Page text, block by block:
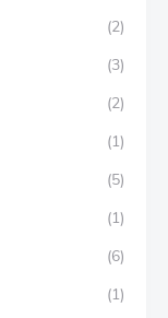
(2)
(3)
(2)
(1)
(5)
(1)
(6)
(1)